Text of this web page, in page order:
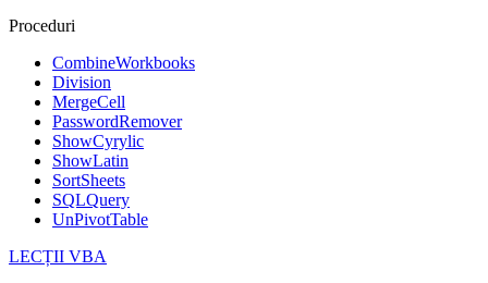
Proceduri
CombineWorkbooks
Division
MergeCell
PasswordRemover
ShowCyrylic
ShowLatin
SortSheets
SQLQuery
UnPivotTable
LECȚII VBA